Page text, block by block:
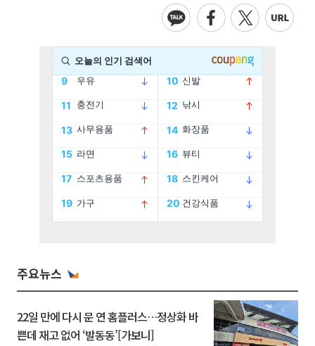
주요뉴스
22일 만에 다시 문 연 홈플러스…정상화 바
쁜데 재고 없어 ‘발동동’[가보니]